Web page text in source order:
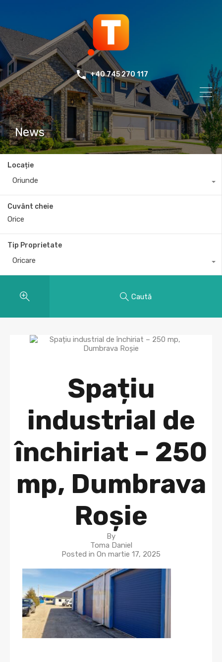
+40 745 270 117
News
Locație
Oriunde
Cuvânt cheie
Tip Proprietate
Oricare
Caută
Spațiu
industrial de
închiriat – 250
mp, Dumbrava
Roșie
By
Toma Daniel
Posted in On martie 17, 2025